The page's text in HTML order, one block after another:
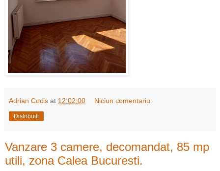
Adrian Cocis at 12:02:00 Niciun comentariu:
Distribuiți
Vanzare 3 camere, decomandat, 85 mp
utili, zona Calea Bucuresti.